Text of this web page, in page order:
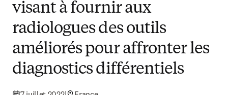
visant à fournir aux
radiologues des outils
améliorés pour affronter les
diagnostics différentiels